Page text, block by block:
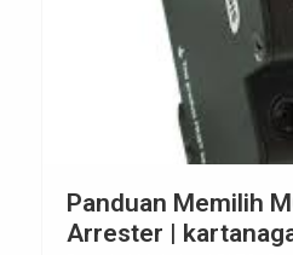
Panduan Memilih
Arrester |